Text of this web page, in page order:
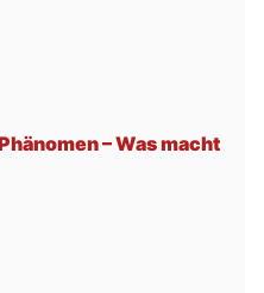
– Was macht